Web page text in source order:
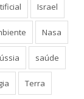
Israel
Nasa
saúde
Terra